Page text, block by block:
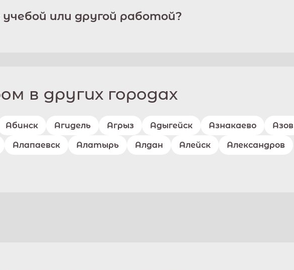
или другой работой?
в других городах
Абинск Агидель Агрыз Адыгейск Азнакаево Азов
Алапаевск Алатырь Алдан Алейск Александров